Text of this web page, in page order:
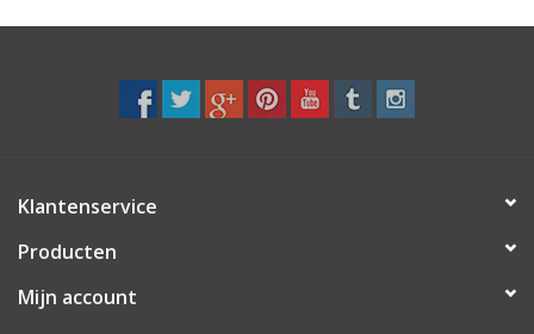
Klantenservice
Producten
Mijn account